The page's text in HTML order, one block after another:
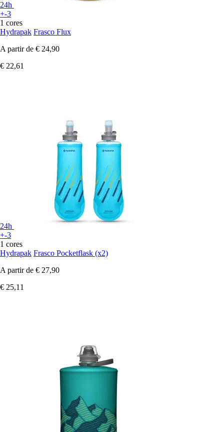
24h
+-3
1 cores
Hydrapak Frasco Flux
A partir de € 24,90
€ 22,61
24h
+-3
1 cores
Hydrapak Frasco Pocketflask (x2)
A partir de € 27,90
€ 25,11